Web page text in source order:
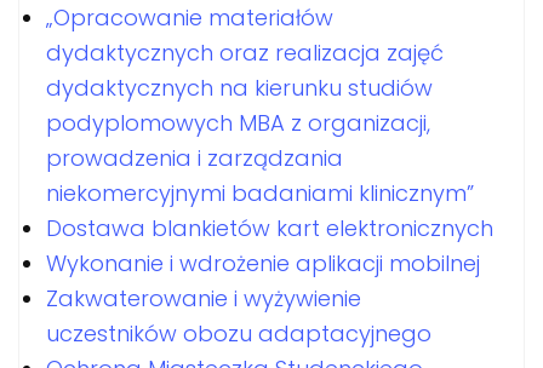
„Opracowanie materiałów
dydaktycznych oraz realizacja zajęć
dydaktycznych na kierunku studiów
podyplomowych MBA z organizacji,
prowadzenia i zarządzania
niekomercyjnymi badaniami klinicznym”
Dostawa blankietów kart elektronicznych
Wykonanie i wdrożenie aplikacji mobilnej
Zakwaterowanie i wyżywienie
uczestników obozu adaptacyjnego